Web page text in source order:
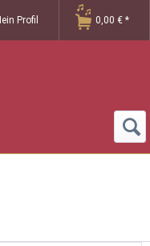
Profil 0,00 € *